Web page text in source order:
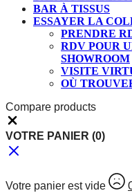
BAR À TISSUS
ESSAYER LA
PRENDRE
RDV POUR
SHOWROOM
VISITE
OÙ
Compare products
VOTRE PANIER (0)
Votre panier est vide